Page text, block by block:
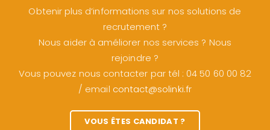
Obtenir plus d’informations sur nos solutions de
recrutement ?
Nous aider à améliorer nos services ? Nous
rejoindre ?
Vous pouvez nous contacter par tél : 04 50 60 00 82
/ email contact@solinki.fr
VOUS ÊTES CANDIDAT ?